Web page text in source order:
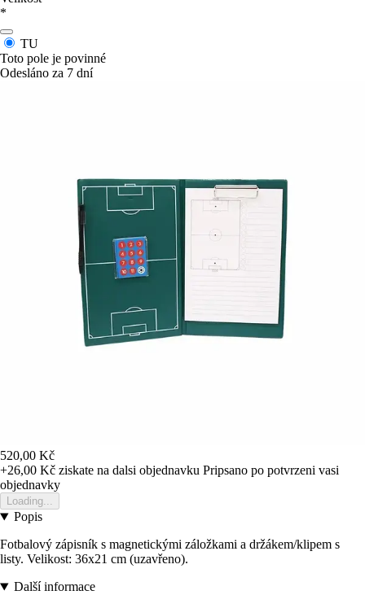
*
TU
Toto pole je povinné
Odesláno za 7 dní
520,00 Kč
+26,00 Kč ziskate na dalsi objednavku Pripsano po potvrzeni vasi
objednavky
Loading...
Popis
Fotbalový zápisník s magnetickými záložkami a držákem/klipem s
listy. Velikost: 36x21 cm (uzavřeno).
Další informace